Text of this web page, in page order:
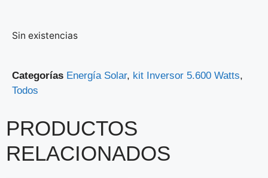
Sin existencias
Categorías Energía Solar, kit Inversor 5.600 Watts,
Todos
PRODUCTOS
RELACIONADOS